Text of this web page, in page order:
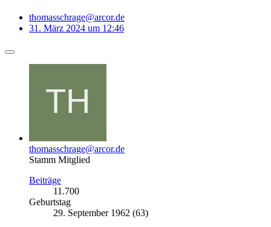
thomasschrage@arcor.de
31. März 2024 um 12:46
thomasschrage@arcor.de
Stamm Mitglied
Beiträge
11.700
Geburtstag
29. September 1962 (63)